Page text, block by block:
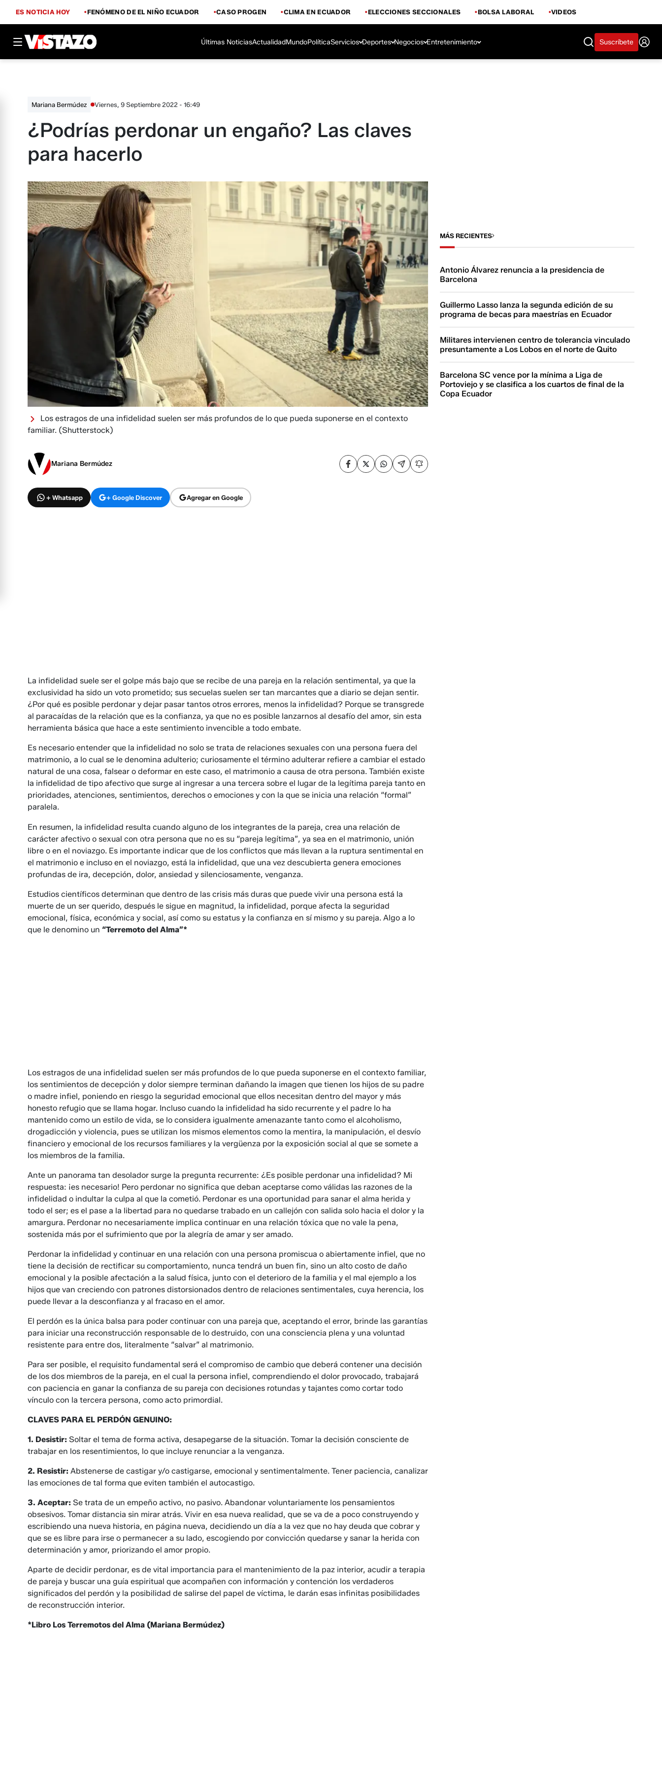
ES NOTICIA HOY FENÓMENO DE EL NIÑO ECUADOR CASO PROGEN CLIMA EN ECUADOR ELECCIONES SECCIONALES BOLSA LABORAL VIDEOS
Últimas NoticiasActualidadMundoPolíticaServicios Deportes Negocios Entretenimiento Suscríbete
Mariana Bermúdez Viernes, 9 Septiembre 2022 - 16:49
¿Podrías perdonar un engaño? Las claves
para hacerlo
Los estragos de una infidelidad suelen ser más profundos de lo que pueda suponerse en el contexto
familiar. (Shutterstock)
Mariana Bermúdez
+ Whatsapp + Google Discover Agregar en Google
La infidelidad suele ser el golpe más bajo que se recibe de una pareja en la relación sentimental, ya que la
exclusividad ha sido un voto prometido; sus secuelas suelen ser tan marcantes que a diario se dejan sentir.
¿Por qué es posible perdonar y dejar pasar tantos otros errores, menos la infidelidad? Porque se transgrede
al paracaídas de la relación que es la confianza, ya que no es posible lanzarnos al desafío del amor, sin esta
herramienta básica que hace a este sentimiento invencible a todo embate.
Es necesario entender que la infidelidad no solo se trata de relaciones sexuales con una persona fuera del
matrimonio, a lo cual se le denomina adulterio; curiosamente el término adulterar refiere a cambiar el estado
natural de una cosa, falsear o deformar en este caso, el matrimonio a causa de otra persona. También existe
la infidelidad de tipo afectivo que surge al ingresar a una tercera sobre el lugar de la legítima pareja tanto en
prioridades, atenciones, sentimientos, derechos o emociones y con la que se inicia una relación “formal”
paralela.
En resumen, la infidelidad resulta cuando alguno de los integrantes de la pareja, crea una relación de
carácter afectivo o sexual con otra persona que no es su “pareja legítima”, ya sea en el matrimonio, unión
libre o en el noviazgo. Es importante indicar que de los conflictos que más llevan a la ruptura sentimental en
el matrimonio e incluso en el noviazgo, está la infidelidad, que una vez descubierta genera emociones
profundas de ira, decepción, dolor, ansiedad y silenciosamente, venganza.
Estudios científicos determinan que dentro de las crisis más duras que puede vivir una persona está la
muerte de un ser querido, después le sigue en magnitud, la infidelidad, porque afecta la seguridad
emocional, física, económica y social, así como su estatus y la confianza en sí mismo y su pareja. Algo a lo
que le denomino un “Terremoto del Alma”*
Los estragos de una infidelidad suelen ser más profundos de lo que pueda suponerse en el contexto familiar,
los sentimientos de decepción y dolor siempre terminan dañando la imagen que tienen los hijos de su padre
o madre infiel, poniendo en riesgo la seguridad emocional que ellos necesitan dentro del mayor y más
honesto refugio que se llama hogar. Incluso cuando la infidelidad ha sido recurrente y el padre lo ha
mantenido como un estilo de vida, se lo considera igualmente amenazante tanto como el alcoholismo,
drogadicción y violencia, pues se utilizan los mismos elementos como la mentira, la manipulación, el desvío
financiero y emocional de los recursos familiares y la vergüenza por la exposición social al que se somete a
los miembros de la familia.
Ante un panorama tan desolador surge la pregunta recurrente: ¿Es posible perdonar una infidelidad? Mi
respuesta: ¡es necesario! Pero perdonar no significa que deban aceptarse como válidas las razones de la
infidelidad o indultar la culpa al que la cometió. Perdonar es una oportunidad para sanar el alma herida y
todo el ser; es el pase a la libertad para no quedarse trabado en un callejón con salida solo hacia el dolor y la
amargura. Perdonar no necesariamente implica continuar en una relación tóxica que no vale la pena,
sostenida más por el sufrimiento que por la alegría de amar y ser amado.
Perdonar la infidelidad y continuar en una relación con una persona promiscua o abiertamente infiel, que no
tiene la decisión de rectificar su comportamiento, nunca tendrá un buen fin, sino un alto costo de daño
emocional y la posible afectación a la salud física, junto con el deterioro de la familia y el mal ejemplo a los
hijos que van creciendo con patrones distorsionados dentro de relaciones sentimentales, cuya herencia, los
puede llevar a la desconfianza y al fracaso en el amor.
El perdón es la única balsa para poder continuar con una pareja que, aceptando el error, brinde las garantías
para iniciar una reconstrucción responsable de lo destruido, con una consciencia plena y una voluntad
resistente para entre dos, literalmente “salvar” al matrimonio.
Para ser posible, el requisito fundamental será el compromiso de cambio que deberá contener una decisión
de los dos miembros de la pareja, en el cual la persona infiel, comprendiendo el dolor provocado, trabajará
con paciencia en ganar la confianza de su pareja con decisiones rotundas y tajantes como cortar todo
vínculo con la tercera persona, como acto primordial.
CLAVES PARA EL PERDÓN GENUINO:
1. Desistir: Soltar el tema de forma activa, desapegarse de la situación. Tomar la decisión consciente de
trabajar en los resentimientos, lo que incluye renunciar a la venganza.
2. Resistir: Abstenerse de castigar y/o castigarse, emocional y sentimentalmente. Tener paciencia, canalizar
las emociones de tal forma que eviten también el autocastigo.
3. Aceptar: Se trata de un empeño activo, no pasivo. Abandonar voluntariamente los pensamientos
obsesivos. Tomar distancia sin mirar atrás. Vivir en esa nueva realidad, que se va de a poco construyendo y
escribiendo una nueva historia, en página nueva, decidiendo un día a la vez que no hay deuda que cobrar y
que se es libre para irse o permanecer a su lado, escogiendo por convicción quedarse y sanar la herida con
determinación y amor, priorizando el amor propio.
Aparte de decidir perdonar, es de vital importancia para el mantenimiento de la paz interior, acudir a terapia
de pareja y buscar una guía espiritual que acompañen con información y contención los verdaderos
significados del perdón y la posibilidad de salirse del papel de víctima, le darán esas infinitas posibilidades
de reconstrucción interior.
*Libro Los Terremotos del Alma (Mariana Bermúdez)
MÁS RECIENTES
Antonio Álvarez renuncia a la presidencia de
Barcelona
Guillermo Lasso lanza la segunda edición de su
programa de becas para maestrías en Ecuador
Militares intervienen centro de tolerancia vinculado
presuntamente a Los Lobos en el norte de Quito
Barcelona SC vence por la mínima a Liga de
Portoviejo y se clasifica a los cuartos de final de la
Copa Ecuador